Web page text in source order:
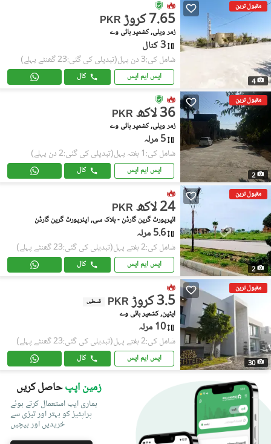
مقبول ترین
4
PKR 7.65 کروڑ
زمر ویلی, کشمیر ہائی وے
3 کنال
شامل کی:3 دن پہل (تبدیلی کی گئی:23 گھنٹے پہلے)
ایس ایم ایس کال
مقبول ترین
2
PKR 36 لاکھ
زمر ویلی, کشمیر ہائی وے
5 مرلہ
شامل کی:1 ہفتہ پہل (تبدیلی کی گئی:2 دن پہلے)
ایس ایم ایس کال
مقبول ترین
2
PKR 24 لاکھ
ائیرپورٹ گرین گارڈن - بلاک سی, ایئرپورٹ گرین گارڈن
5.6 مرلہ
شامل کی:2 ہفتے پہل (تبدیلی کی گئی:23 گھنٹے پہلے)
ایس ایم ایس کال
مقبول ترین
30
PKR 3.5 کروڑ قسطیں
ایٹین, کشمیر ہائی وے
10 مرلہ
شامل کی:2 ہفتے پہل (تبدیلی کی گئی:23 گھنٹے پہلے)
ایس ایم ایس کال
زمین اپپحاصل کریں
ہماری ایپ استعمال کرتے ہوئے
پراپٹیز کو بہتر اور تیزی سے
خریدیں اور بیچیں